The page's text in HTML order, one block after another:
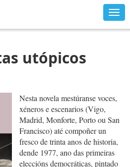
utópicos
Nesta novela mestúranse voces,
xéneros e escenarios (Vigo,
Madrid, Monforte, Porto ou San
Francisco) até compoñer un
fresco de trinta anos de historia,
dende 1977, ano das primeiras
eleccións democráticas, pintado